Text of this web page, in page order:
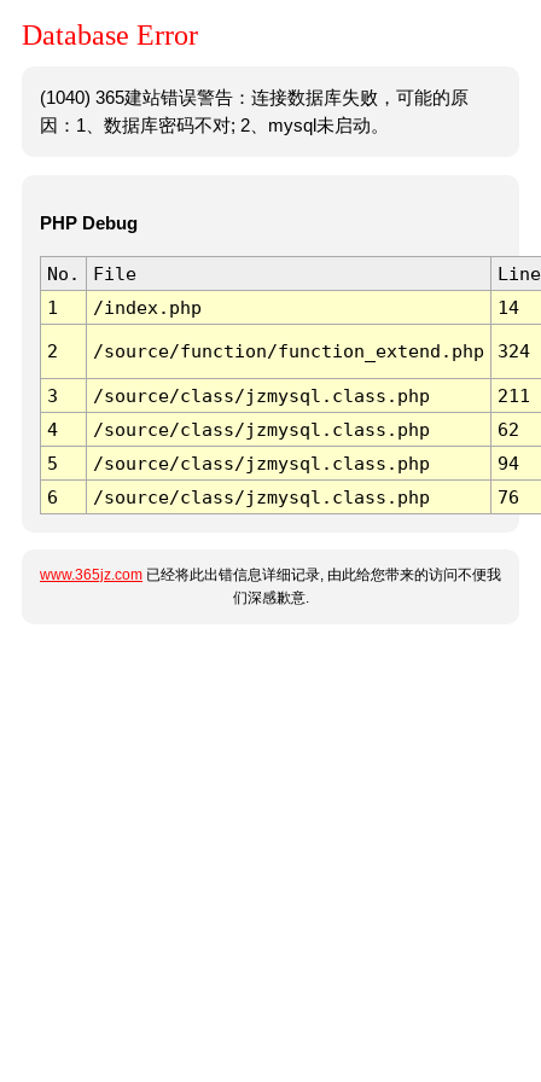
Database Error
(1040) 365建站错误警告：连接数据库失败，可能的原
因：1、数据库密码不对; 2、mysql未启动。
PHP Debug
No. File
Line
1
/index.php 14
2 /source/function/function_extend.php 324
3 /source/class/jzmysql.class.php
211
4
/source/class/jzmysql.class.php
62
5
/source/class/jzmysql.class.php
94
6
/source/class/jzmysql.class.php 76
www.365jz.com 已经将此出错信息详细记录, 由此给您带来的访问不便我
们深感歉意.